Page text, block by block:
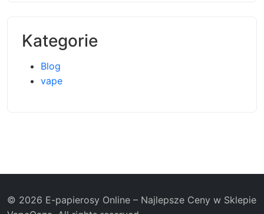
Kategorie
Blog
vape
© 2026 E-papierosy Online – Najlepsze Ceny w Sklepie